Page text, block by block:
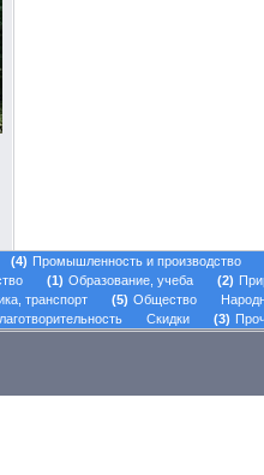
4
Промышленность и производство
1 Образование, учеба 2
транспорт 5 Общество
Скидки 3